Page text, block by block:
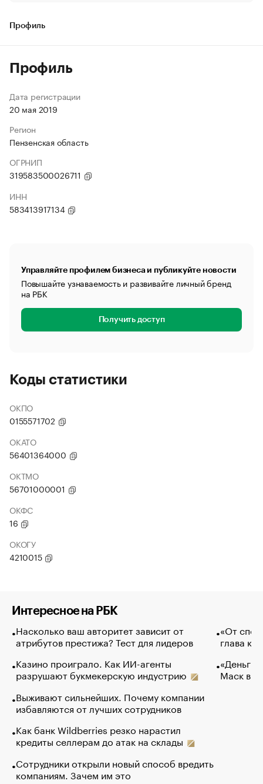
Профиль
Профиль
Дата регистрации
20 мая 2019
Регион
Пензенская область
ОГРНИП
319583500026711
ИНН
583413917134
Управляйте профилем бизнеса и публикуйте новости
Повышайте узнаваемость и развивайте личный бренд
на РБК
Получить доступ
Коды статистики
ОКПО
0155571702
ОКАТО
56401364000
ОКТМО
56701000001
ОКФС
16
ОКОГУ
4210015
Интересное на РБК
Насколько ваш авторитет зависит от
атрибутов престижа? Тест для лидеров
Казино проиграло. Как ИИ-агенты
разрушают букмекерскую индустрию
Выживают сильнейших. Почему компании
избавляются от лучших сотрудников
Как банк Wildberries резко нарастил
кредиты селлерам до атак на склады
Сотрудники открыли новый способ вредить
компаниям. Зачем им это
«От
глава
«Деньги
Маск в